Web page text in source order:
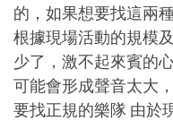
的，如果想要找這兩
根據現場活動的規模
少了，激不起來賓的
可能會形成聲音太大
要找正規的樂隊 由於